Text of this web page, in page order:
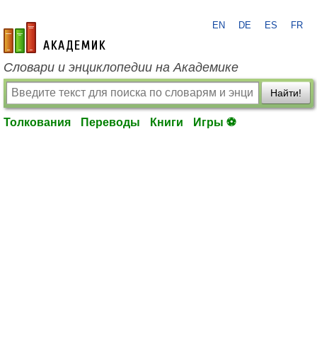
academic.ru
EN DE ES FR
Словари и энциклопедии на Академике
Найти!
Толкования Переводы Книги Игры ⚽